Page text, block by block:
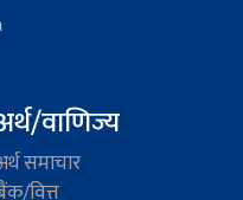
वाणिज्य
समाचार
वित्त